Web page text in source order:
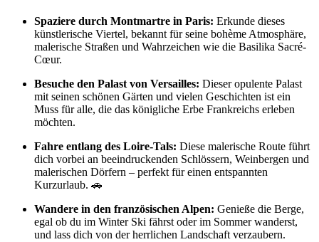
Spaziere durch Montmartre in Paris: Erkunde dieses
künstlerische Viertel, bekannt für seine bohème Atmosphäre,
malerische Straßen und Wahrzeichen wie die Basilika Sacré-
Cœur.
Besuche den Palast von Versailles: Dieser opulente Palast
mit seinen schönen Gärten und vielen Geschichten ist ein
Muss für alle, die das königliche Erbe Frankreichs erleben
möchten.
Fahre entlang des Loire-Tals: Diese malerische Route führt
dich vorbei an beeindruckenden Schlössern, Weinbergen und
malerischen Dörfern – perfekt für einen entspannten
Kurzurlaub. 🚗
Wandere in den französischen Alpen: Genieße die Berge,
egal ob du im Winter Ski fährst oder im Sommer wanderst,
und lass dich von der herrlichen Landschaft verzaubern.